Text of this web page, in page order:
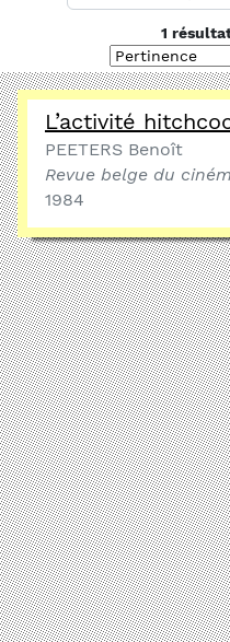
1
L’activité
PEETERS Benoît
Revue belge du
1984